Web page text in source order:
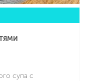
супа с